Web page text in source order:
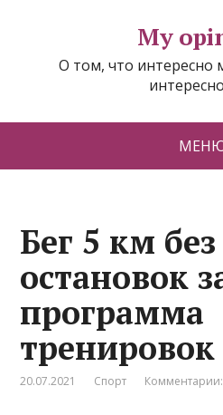
My
О том, что интересно
Бег 5 км без
остановок
программа
тренировок
20.07.2021 Спорт